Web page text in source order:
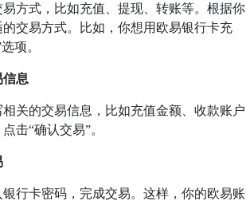
方式，比如充值、提现、转账等。根据你
交易方式。比如，你想用欧易银行卡充
项。
信息
关的交易信息，比如充值金额、收款账户
击“确认交易”。
行卡密码，完成交易。这样，你的欧易账